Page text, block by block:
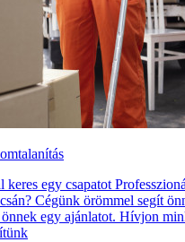
keres egy csapatot
Cégünk örömmel segít
egy ajánlatot. Hívjon